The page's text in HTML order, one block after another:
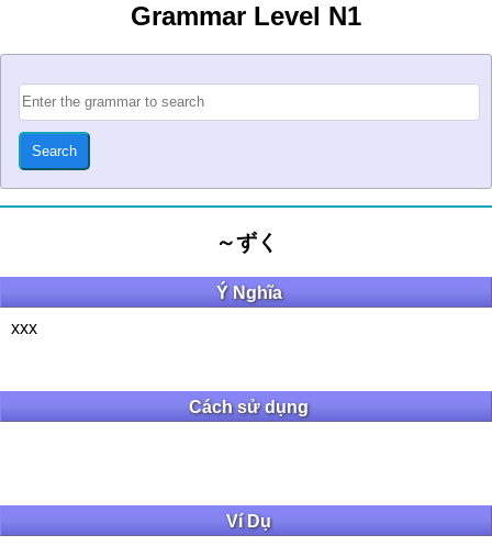
Grammar Level N1
～ずく
Ý Nghĩa
xxx
Cách sử dụng
Ví Dụ